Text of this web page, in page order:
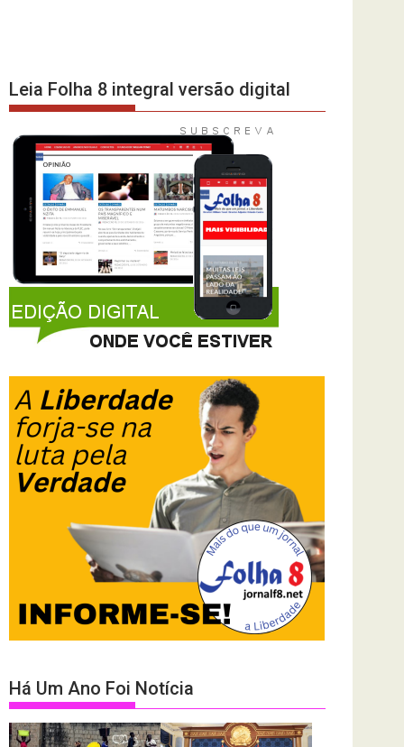
Leia Folha 8 integral versão digital
Há Um Ano Foi Notícia